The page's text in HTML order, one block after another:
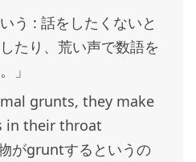
う : 話をしたくないと
たり、荒い声で数語を
」
grunts, they make
in their throat
がgruntするというの